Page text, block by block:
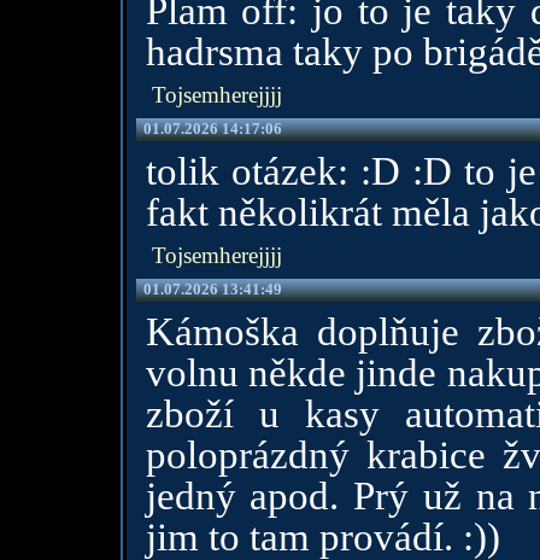
Plam off: jo to je taky
hadrsma taky po
Tojsemherejjjj
01.07.2026 14:17:06
tolik otázek: :D :D to
fakt několikrát měla
Tojsemherejjjj
01.07.2026 13:41:49
Kámoška doplňuje
volnu někde jinde
zboží u kasy
poloprázdný krabice
jedný apod. Prý už na
jim to tam provádí. :))